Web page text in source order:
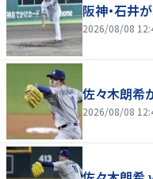
阪神・石井
2026/08/08
佐々木朗希
2026/08/08